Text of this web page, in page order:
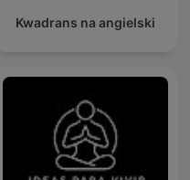
Kwadrans na angielski